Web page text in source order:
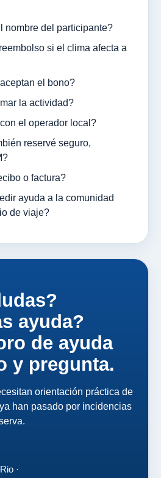
nombre del participante?
si el clima afecta a
el bono?
la actividad?
el operador local?
reservé seguro,
o factura?
ayuda a la comunidad
de viaje?
ayuda?
de ayuda
y pregunta.
orientación práctica de
han pasado por incidencias
·